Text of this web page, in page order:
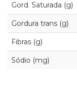
Gord. Saturada (g)
Gordura trans (g)
Fibras (g)
Sódio (mg)